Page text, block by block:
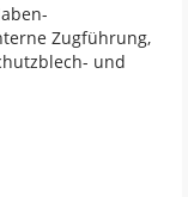
Zugführung,
und